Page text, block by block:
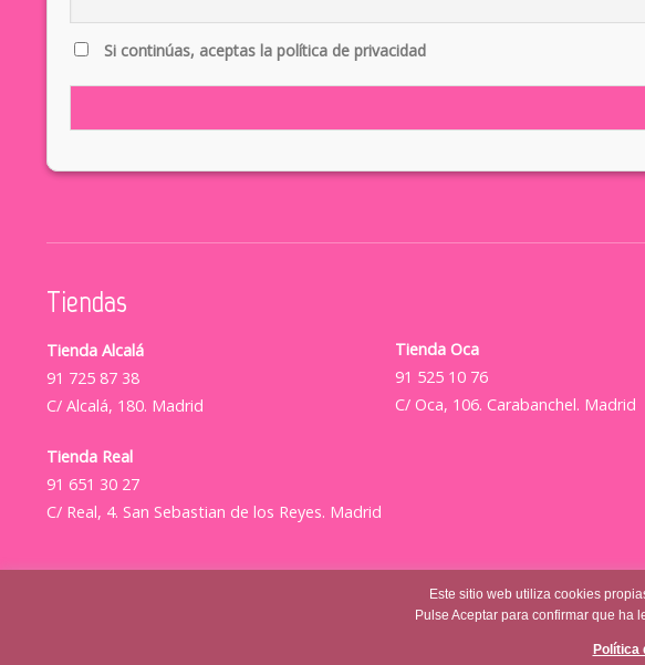
Si continúas, aceptas la política de privacidad
Tiendas
Tienda Alcalá
91 725 87 38
C/ Alcalá, 180. Madrid
Tienda Real
91 651 30 27
C/ Real, 4. San Sebastian de los Reyes. Madrid
Tienda Oca
91 525 10 76
C/ Oca, 106. Carabanchel. Madrid
Aviso Legal |Política de
Este sitio web utiliza cookies
Pulse Aceptar para confirmar que ha
Política